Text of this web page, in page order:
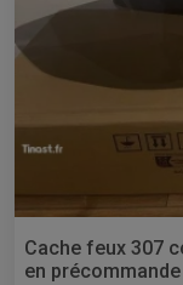
Cache feux 307
en précommande